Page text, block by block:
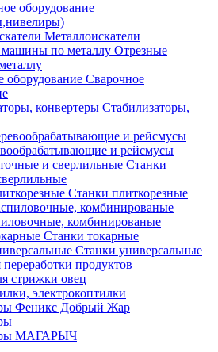
оборудование
Металлоискатели
Отрезные
Сварочное
Стабилизаторы,
и рейсмусы
Станки
Станки плиткорезные
комбинированые
Станки токарные
Станки универсальные
продуктов
стрижки овец
электрокоптилки
Феникс Добрый Жар
МАГАРЫЧ